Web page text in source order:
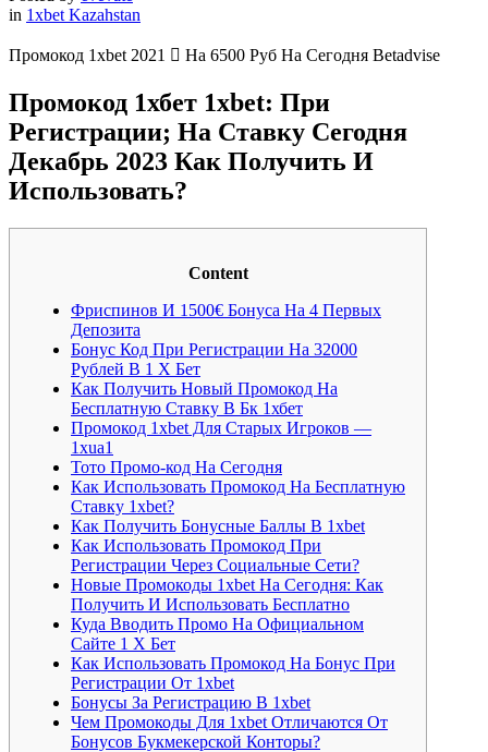
in 1xbet Kazahstan
Промокод 1xbet 2021 󾫺 На 6500 Руб На Сегодня Betadvise
Промокод 1хбет 1xbet: При
Регистрации; На Ставку Сегодня
Декабрь 2023 Как Получить И
Использовать?
Content
Фриспинов И 1500€ Бонуса На 4 Первых
Депозита
Бонус Код При Регистрации На 32000
Рублей В 1 Х Бет
Как Получить Новый Промокод На
Бесплатную Ставку В Бк 1хбет
Промокод 1xbet Для Старых Игроков —
1xua1
Тото Промо-код На Сегодня
Как Использовать Промокод На Бесплатную
Ставку 1xbet?
Как Получить Бонусные Баллы В 1xbet
Как Использовать Промокод При
Регистрации Через Социальные Сети?
Новые Промокоды 1xbet На Сегодня: Как
Получить И Использовать Бесплатно
Куда Вводить Промо На Официальном
Сайте 1 Х Бет
Как Использовать Промокод На Бонус При
Регистрации От 1xbet
Бонусы За Регистрацию В 1xbet
Чем Промокоды Для 1xbet Отличаются От
Бонусов Букмекерской Конторы?